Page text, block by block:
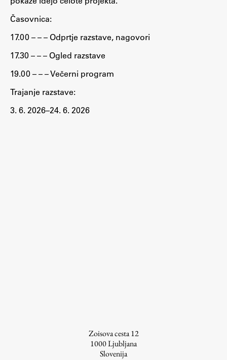
Obvestila
Novice
Program dela
Raziskovanje
Časovnica:
17.00 – – – Odprtje razstave, nagovori
17.30 – – – Ogled razstave
19.00 – – – Večerni program
Trajanje razstave:
3. 6. 2026–24. 6. 2026
Zoisova cesta 12
1000Ljubljana
Slovenija